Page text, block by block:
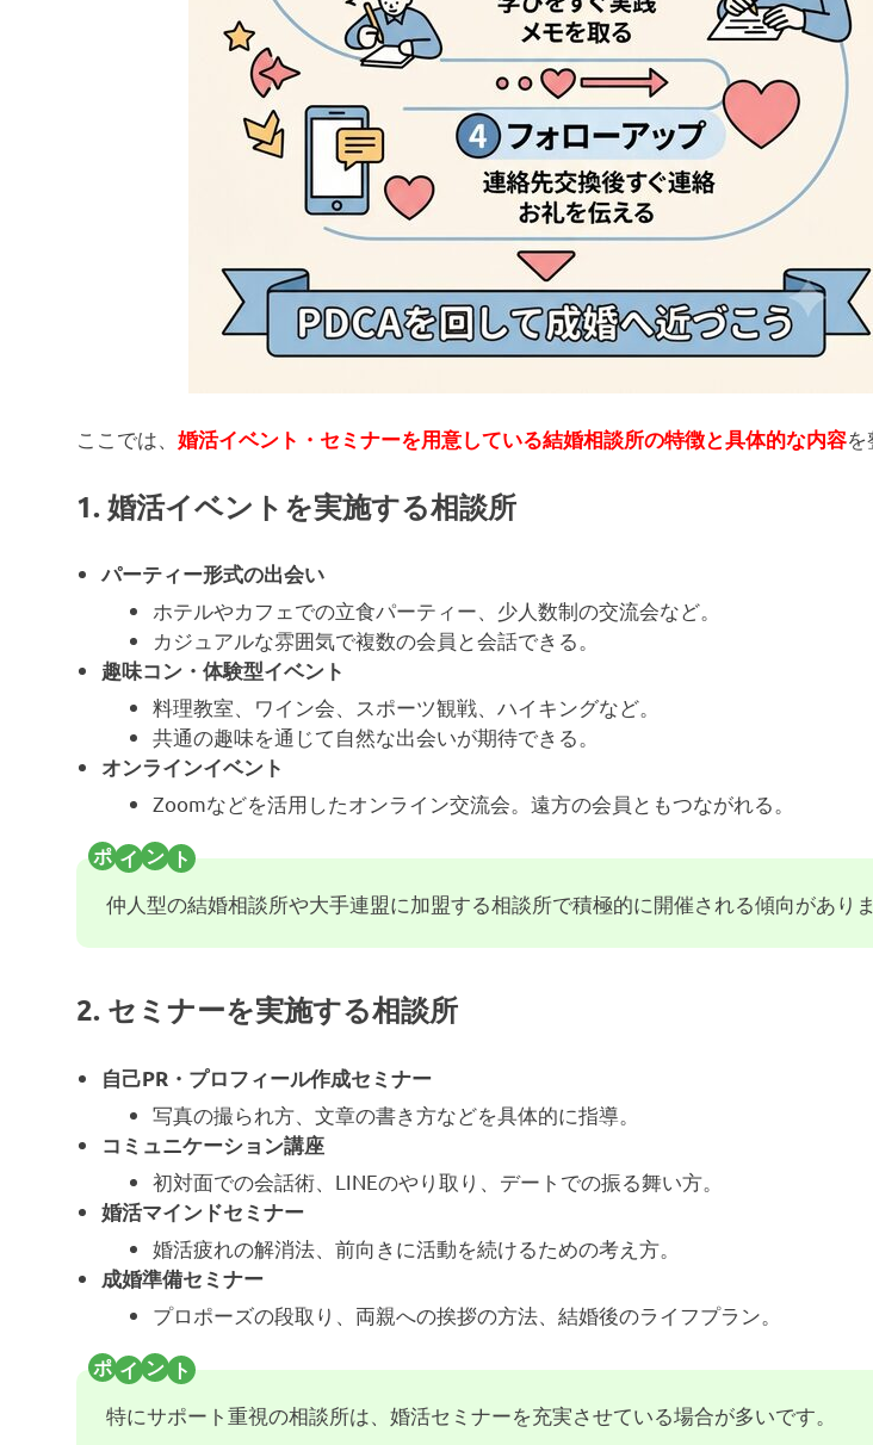
ここでは、 婚活イベント・セミナーを用意している結婚相談所の特徴と具体的な内容を
1. 婚活イベントを実施する相談所
パーティー形式の出会い
ホテルやカフェでの立食パーティー、少人数制の交流会など。
カジュアルな雰囲気で複数の会員と会話できる。
趣味コン・体験型イベント
料理教室、ワイン会、スポーツ観戦、ハイキングなど。
共通の趣味を通じて自然な出会いが期待できる。
オンラインイベント
Zoomなどを活用したオンライン交流会。遠方の会員ともつながれる。
仲人型の結婚相談所や大手連盟に加盟する相談所で積極的に開催される傾向がありま
2. セミナーを実施する相談所
自己PR・プロフィール作成セミナー
写真の撮られ方、文章の書き方などを具体的に指導。
コミュニケーション講座
初対面での会話術、LINEのやり取り、デートでの振る舞い方。
婚活マインドセミナー
婚活疲れの解消法、前向きに活動を続けるための考え方。
成婚準備セミナー
プロポーズの段取り、両親への挨拶の方法、結婚後のライフプラン。
特にサポート重視の相談所は、婚活セミナーを充実させている場合が多いです。